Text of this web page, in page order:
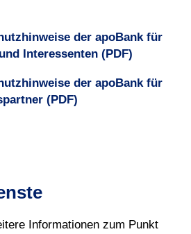
der apoBank für
Interessenten (PDF)
der apoBank für
(PDF)
Informationen zum Punkt